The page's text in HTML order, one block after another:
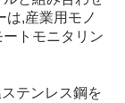
は,産業用モノ
トモニタリン
テンレス鋼を